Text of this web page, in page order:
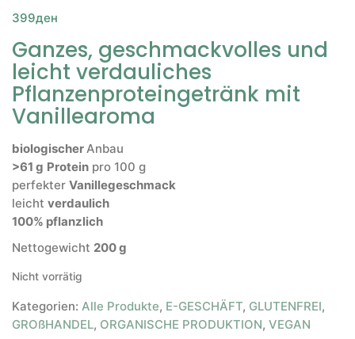
399ден
Ganzes, geschmackvolles und
leicht verdauliches
Pflanzenproteingetränk mit
Vanillearoma
biologischerAnbau
>61 g Protein pro 100 g
perfekter Vanillegeschmack
leicht verdaulich
100% pflanzlich
Nettogewicht 200g
Nicht vorrätig
Kategorien: Alle Produkte, E-GESCHÄFT, GLUTENFREI,
GROßHANDEL, ORGANISCHE PRODUKTION, VEGAN